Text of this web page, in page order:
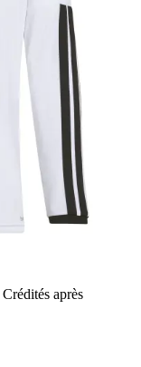
Crédités après